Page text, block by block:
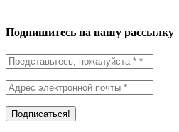
Подпишитесь на нашу рассылку